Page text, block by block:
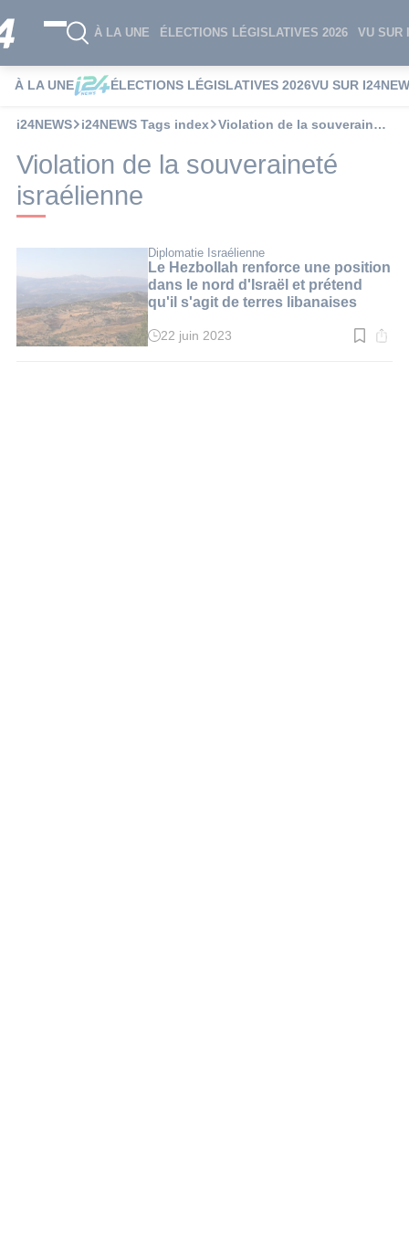
À LA UNE ÉLECTIONS LÉGISLATIVES 2026 VU SUR
À LA UNE ÉLECTIONS LÉGISLATIVES 2026VU SUR
i24NEWS i24NEWS Tags index Violation de la souveraineté israélienne
Violation de la souveraineté
israélienne
Diplomatie Israélienne
Le Hezbollah renforce une position
dans le nord d'Israël et prétend
qu'il s'agit de terres libanaises
Temps
22 juin 2023